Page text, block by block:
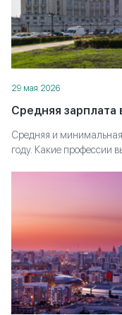
29 мая 2026
Средняя зарплата
Средняя и
году. Какие профессии